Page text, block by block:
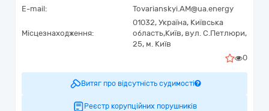
E-mail:
Tovarianskyi.AM@ua.energy
Місцезнаходження:
01032, Україна, Київська
область,Київ, вул. С.Петлюри,
25, м. Київ
0
Витяг про відсутність судимості
Реєстр корупційних порушників